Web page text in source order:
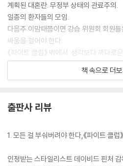
계획된 대혼란. 무정부 상태의 관료주의.
일종의 환자들의 모임.
다음주 이맘때쯤이면 강습 위원회 회원
싸움을 걸어야 한다.
《파이트 클럽》 밖에서. 생각보다 까다로
거리에 지나치는 이들은 무슨 일이 있어
그에게 생애 첫 승리의 기쁨을 안겨주는 것.
만약 상대를 꺾는다면 임무를 그르치게 된
야.”
책 속으로 더
출판사 리뷰
1. 모든 걸 부숴버려야 한다,《파이트 클럽》
인정받는 스타일리스트 데이비드 핀처